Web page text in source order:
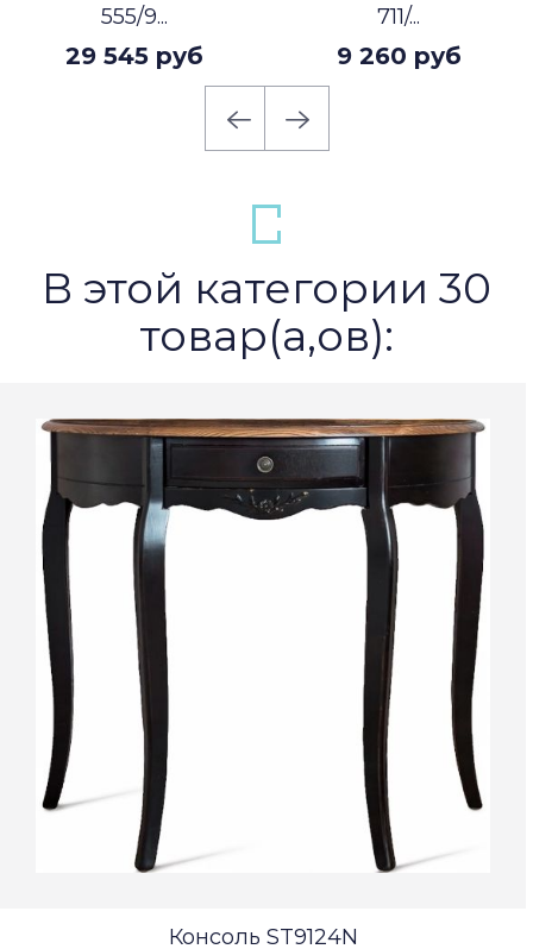
555/9...
29 545 руб
711/...
9 260 руб
В этой категории 30
товар(а,ов):
Консоль ST9124N